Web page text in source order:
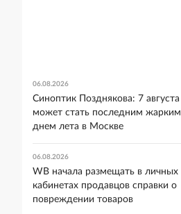
06.08.2026
Синоптик Позднякова: 7 августа
может стать последним жарким
днем лета в Москве
06.08.2026
WB начала размещать в личных
кабинетах продавцов справки о
повреждении товаров